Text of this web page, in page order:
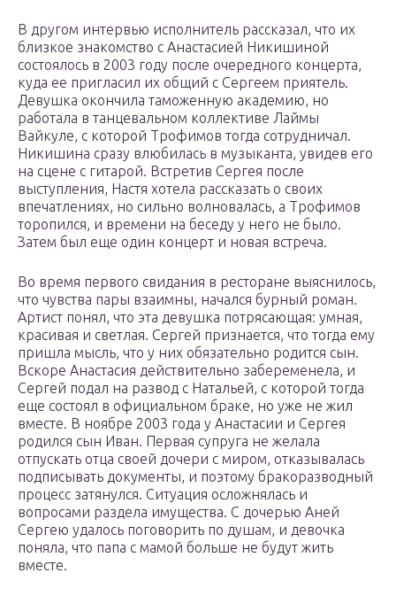
В другом интервью исполнитель рассказал, что их
близкое знакомство с Анастасией Никишиной
состоялось в 2003 году после очередного концерта,
куда ее пригласил их общий с Сергеем приятель.
Девушка окончила таможенную академию, но
работала в танцевальном коллективе Лаймы
Вайкуле, с которой Трофимов тогда сотрудничал.
Никишина сразу влюбилась в музыканта, увидев его
на сцене с гитарой. Встретив Сергея после
выступления, Настя хотела рассказать о своих
впечатлениях, но сильно волновалась, а Трофимов
торопился, и времени на беседу у него не было.
Затем был еще один концерт и новая встреча.
Во время первого свидания в ресторане выяснилось,
что чувства пары взаимны, начался бурный роман.
Артист понял, что эта девушка потрясающая: умная,
красивая и светлая. Сергей признается, что тогда ему
пришла мысль, что у них обязательно родится сын.
Вскоре Анастасия действительно забеременела, и
Сергей подал на развод с Натальей, с которой тогда
еще состоял в официальном браке, но уже не жил
вместе. В ноябре 2003 года у Анастасии и Сергея
родился сын Иван. Первая супруга не желала
отпускать отца своей дочери с миром, отказывалась
подписывать документы, и поэтому бракоразводный
процесс затянулся. Ситуация осложнялась и
вопросами раздела имущества. С дочерью Аней
Сергею удалось поговорить по душам, и девочка
поняла, что папа с мамой больше не будут жить
вместе.